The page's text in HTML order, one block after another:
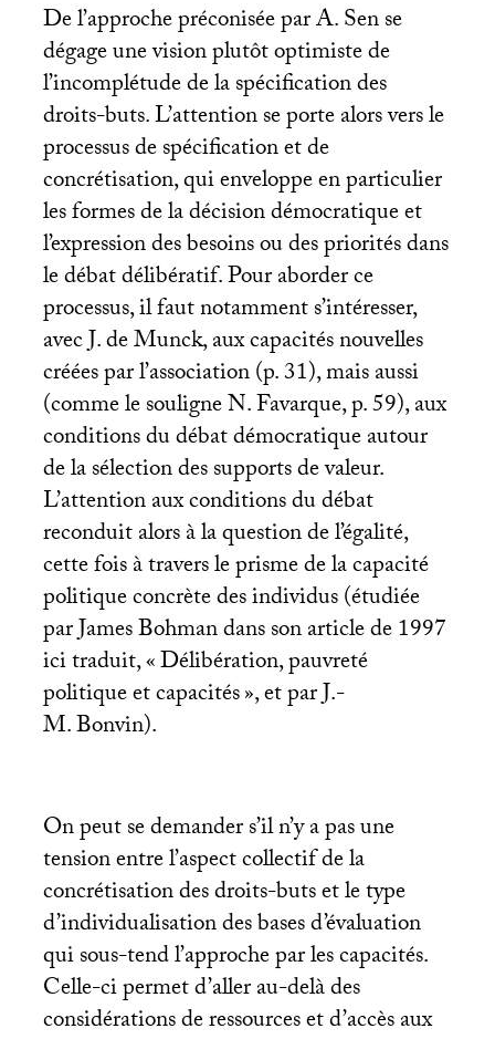
De l’approche préconisée par A. Sen se
dégage une vision plutôt optimiste de
l’incomplétude de la spécification des
droits-buts. L’attention se porte alors vers le
processus de spécification et de
concrétisation, qui enveloppe en particulier
les formes de la décision démocratique et
l’expression des besoins ou des priorités dans
le débat délibératif. Pour aborder ce
processus, il faut notamment s’intéresser,
avec J. de Munck, aux capacités nouvelles
créées par l’association (p. 31), mais aussi
(comme le souligne N. Favarque, p. 59), aux
conditions du débat démocratique autour
de la sélection des supports de valeur.
L’attention aux conditions du débat
reconduit alors à la question de l’égalité,
cette fois à travers le prisme de la capacité
politique concrète des individus (étudiée
par James Bohman dans son article de 1997
ici traduit, «Délibération, pauvreté
politique et capacités», et par J.-
M. Bonvin).
On peut se demander s’il n’y a pas une
tension entre l’aspect collectif de la
concrétisation des droits-buts et le type
d’individualisation des bases d’évaluation
qui sous-tend l’approche par les capacités.
Celle-ci permet d’aller au-delà des
considérations de ressources et d’accès aux